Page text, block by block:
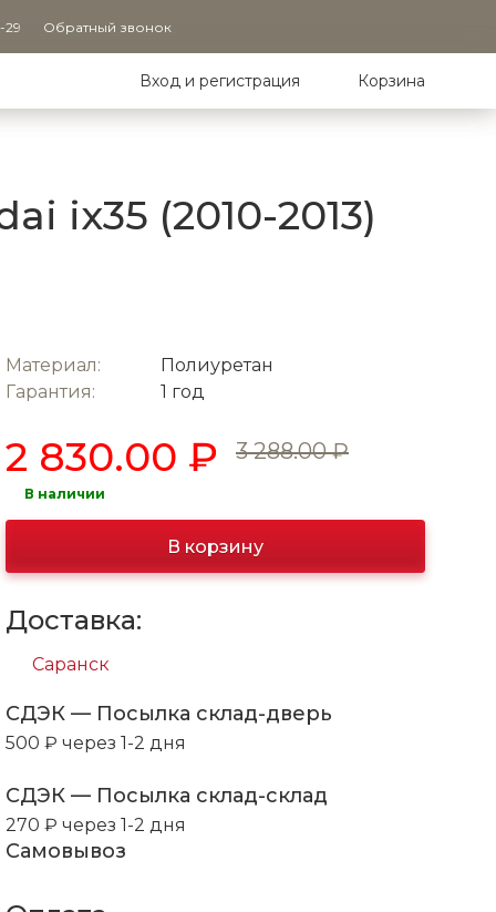
29 Обратный звонок
Вход и регистрация Корзина
ix35 (2010-2013)
Материал:
Полиуретан
Гарантия:
1 год
2 830.00 ₽ 3 288.00 ₽
В наличии
В корзину
Доставка:
Саранск
СДЭК — Посылка склад-дверь
500 ₽ через 1-2 дня
СДЭК — Посылка склад-склад
270 ₽ через 1-2 дня
Самовывоз